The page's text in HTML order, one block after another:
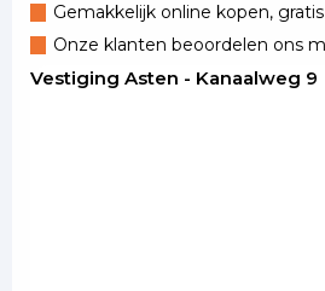
Gemakkelijk online kopen,
Onze klanten beoordelen ons
Vestiging Asten - Kanaalweg 9